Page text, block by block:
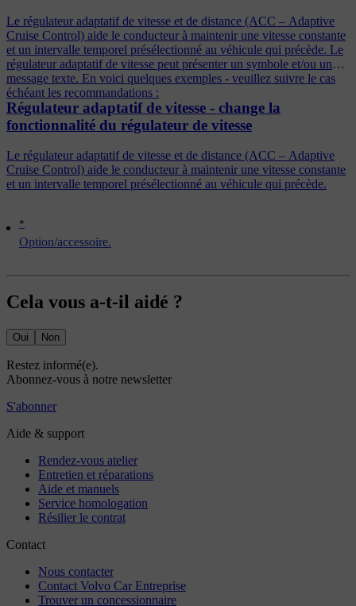
*
Option/accessoire.
Le régulateur adaptatif de vitesse et de distance (ACC – Adaptive
Cruise Control) aide le conducteur à maintenir une vitesse constante
et un intervalle temporel présélectionné au véhicule qui précède. Le
régulateur adaptatif de vitesse peut présenter un symbole et/ou un
message texte. En voici quelques exemples - veuillez suivre le cas
échéant les recommandations :
Régulateur adaptatif de vitesse - change la
fonctionnalité du régulateur de vitesse
Le régulateur adaptatif de vitesse et de distance (ACC – Adaptive
Cruise Control) aide le conducteur à maintenir une vitesse constante
et un intervalle temporel présélectionné au véhicule qui précède.
Cela vous a-t-il aidé ?
Oui Non